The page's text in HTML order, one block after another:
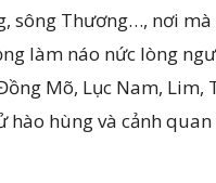
sông Thương…, nơi
làm náo nức lòng
Mõ, Lục Nam, Lim,
hào hùng và cảnh